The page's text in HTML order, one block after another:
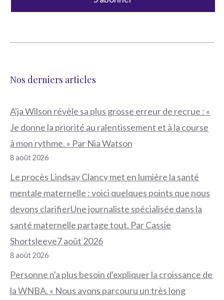
Nos derniers articles
A'ja Wilson révèle sa plus grosse erreur de recrue : «
Je donne la priorité au ralentissement et à la course
à mon rythme. » Par Nia Watson
8 août 2026
Le procès Lindsay Clancy met en lumière la santé
mentale maternelle : voici quelques points que nous
devons clarifierUne journaliste spécialisée dans la
santé maternelle partage tout. Par Cassie
Shortsleeve7 août 2026
8 août 2026
Personne n'a plus besoin d'expliquer la croissance de
la WNBA. « Nous avons parcouru un très long